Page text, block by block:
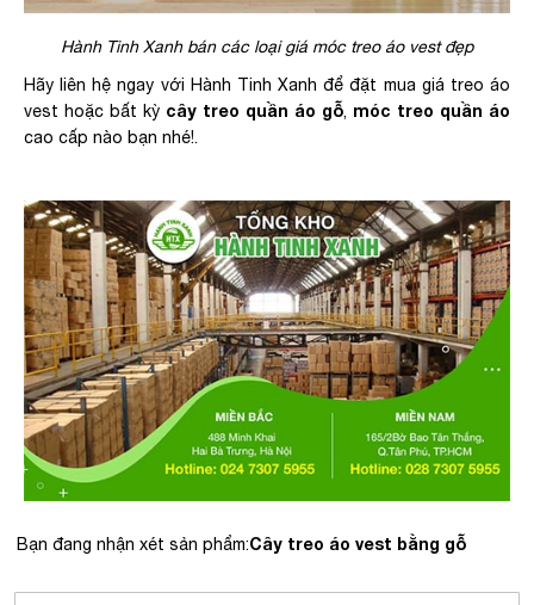
Hành Tinh Xanh bán các loại giá móc treo áo vest đẹp
Hãy liên hệ ngay với Hành Tinh Xanh để đặt mua giá treo áo
vest hoặc bất kỳ cây treo quần áo gỗ, móc treo quần áo
cao cấp nào bạn nhé!.
Bạn đang nhận xét sản phẩm:Cây treo áo vest bằng gỗ